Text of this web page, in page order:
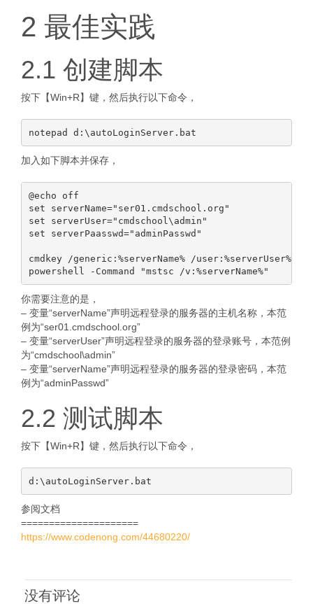
2 最佳实践
2.1 创建脚本
按下【Win+R】键，然后执行以下命令，
加入如下脚本并保存，
@echo off
set serverName="ser01.cmdschool.org"
set serverUser="cmdschool\admin"
set serverPaasswd="adminPasswd"
cmdkey /generic:%serverName% /user:%serverUser% /
你需要注意的是，
– 变量“serverName”声明远程登录的服务器的主机名称，本范
例为“ser01.cmdschool.org”
– 变量“serverUser”声明远程登录的服务器的登录账号，本范例
为“cmdschool\admin”
– 变量“serverName”声明远程登录的服务器的登录密码，本范
例为“adminPasswd”
2.2 测试脚本
按下【Win+R】键，然后执行以下命令，
参阅文档
=====================
https://www.codenong.com/44680220/
没有评论